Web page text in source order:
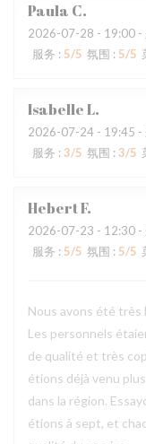
Paula C
2026-07-28 - 19:00 -
服务 : 5/5 氛围 : 5/5
IsabelleL
2026-07-24 - 19:45 -
服务 : 3/5 氛围 : 3/5
HebertF
2026-07-23 - 12:30 -
服务 : 5/5 氛围 : 5/5
Nous avons été très
Les personnels
de qualité et très
étions déjà venu
dans la région.
étions à sept, et